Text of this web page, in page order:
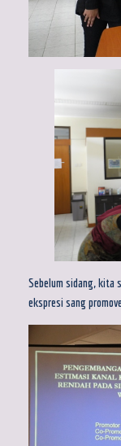
Sebelum sidang, kita
ekspresi sang